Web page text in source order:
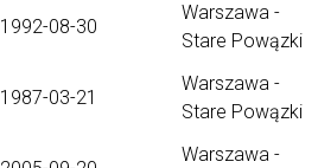
1992-08-30
Warszawa -
Stare Powązki
1987-03-21
Warszawa -
Stare Powązki
Warszawa -